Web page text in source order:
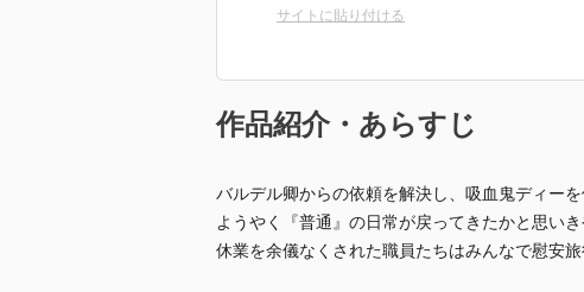
サイトに貼り付ける
作品紹介・あらすじ
バルデル卿からの依頼を解決し、吸血鬼ディーを
ようやく『普通』の日常が戻ってきたかと思い
休業を余儀なくされた職員たちはみんなで慰安